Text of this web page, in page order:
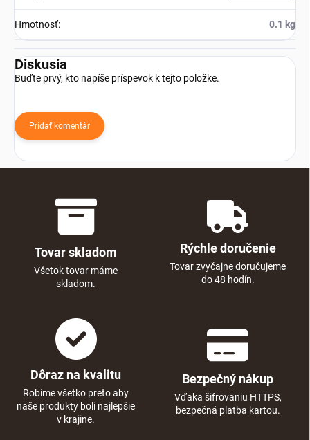
Hmotnosť: 0.1 kg
Diskusia
Buďte prvý, kto napíše príspevok k tejto položke.
Pridať komentár
Tovar skladom
Všetok tovar máme
skladom.
Rýchle doručenie
Tovar zvyčajne doručujeme
do 48 hodín.
Dôraz na kvalitu
Robíme všetko preto aby
naše produkty boli najlepšie
v krajine.
Bezpečný nákup
Vďaka šifrovaniu HTTPS,
bezpečná platba kartou.